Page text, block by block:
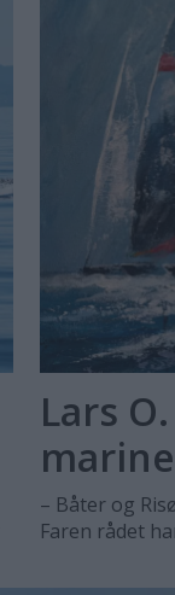
Lars
– Båter og
Faren rådet